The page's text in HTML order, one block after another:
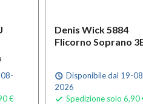
€
Denis Wick 5884
Flicorno Soprano
schedule Disponibile dal 19-
2026
 Spedizione solo 6,90